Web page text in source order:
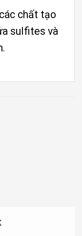
chất tạo
sulfites và